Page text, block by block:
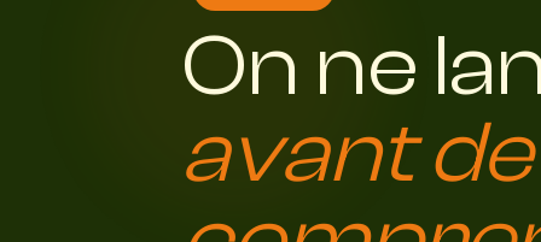
On ne
avant de